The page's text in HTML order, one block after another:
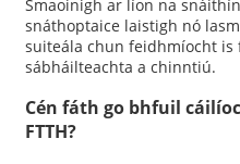
Smaoinigh ar líon na
snáthoptaice laistigh nó
suiteála chun feidhmíocht is
sábháilteachta a chinntiú.
Cén fáth go bhfuil
FTTH?